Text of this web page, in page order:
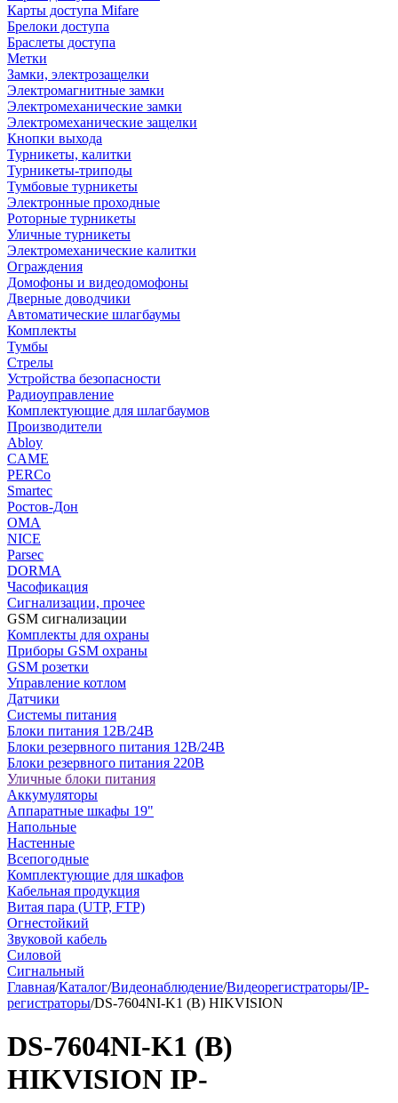
Карты доступа Mifare
Брелоки доступа
Браслеты доступа
Метки
Замки, электрозащелки
Электромагнитные замки
Электромеханические замки
Электромеханические защелки
Кнопки выхода
Турникеты, калитки
Турникеты-триподы
Тумбовые турникеты
Электронные проходные
Роторные турникеты
Уличные турникеты
Электромеханические калитки
Ограждения
Домофоны и видеодомофоны
Дверные доводчики
Автоматические шлагбаумы
Комплекты
Тумбы
Стрелы
Устройства безопасности
Радиоуправление
Комплектующие для шлагбаумов
Производители
Abloy
CAME
PERCo
Smartec
Ростов-Дон
ОМА
NICE
Parsec
DORMA
Часофикация
Сигнализации, прочее
GSM сигнализации
Комплекты для охраны
Приборы GSM охраны
GSM розетки
Управление котлом
Датчики
Системы питания
Блоки питания 12В/24В
Блоки резервного питания 12В/24В
Блоки резервного питания 220В
Уличные блоки питания
Аккумуляторы
Аппаратные шкафы 19"
Напольные
Настенные
Всепогодные
Комплектующие для шкафов
Кабельная продукция
Витая пара (UTP, FTP)
Огнестойкий
Звуковой кабель
Силовой
Сигнальный
Главная/Каталог/Видеонаблюдение/Видеорегистраторы/IP-
регистраторы/DS-7604NI-K1 (B) HIKVISION
DS-7604NI-K1 (B)
HIKVISION IP-